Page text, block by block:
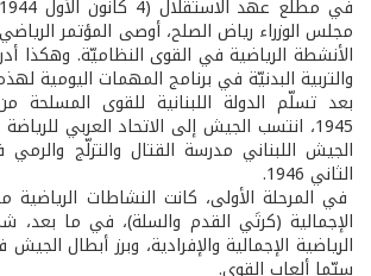
مجلس الوزراء رياض الصلح، أوصى المؤتمر
الأنشطة الرياضية في القوى النظاميّة. وهكذا
والتربية البدنيّة في برنامج المهمات اليومية
بعد تسلّم الدولة اللبنانية للقوى المسلحة
1945، انتسب الجيش إلى الاتحاد العربي
الجيش اللبناني مدرسة القتال والتزلّج
الثاني 1946.
في المرحلة الأولى، كانت النشاطات الرياضية
الإجمالية (كرتَي القدم والسلة)، في ما بعد،
الرياضية الإجمالية والإفرادية، وبرز أبطال
سيّما ألعاب القوى.